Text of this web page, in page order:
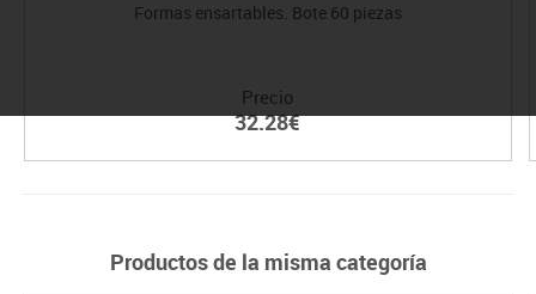
Formas ensartables. Bote 60 piezas
Precio
32.28€
Productos de la misma categoría